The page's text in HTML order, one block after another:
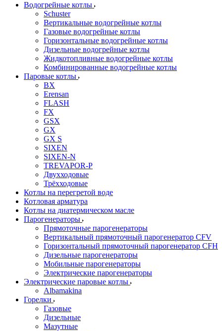
Водогрейные котлы
Schuster
Вертикальные водогрейные котлы
Газовые водогрейные котлы
Горизонтальные водогрейные котлы
Дизельные водогрейные котлы
Жидкотопливные водогрейные котлы
Комбинированные водогрейные котлы
Паровые котлы
BX
Erensan
FLASH
FX
GSX
GX
GX S
SIXEN
SIXEN-N
TREVAPOR-P
Двухходовые
Трёхходовые
Котлы на перегретой воде
Котловая арматура
Котлы на диатермическом масле
Парогенераторы
Прямоточные парогенераторы
Вертикальный прямоточный парогенератор CFV
Горизонтальный прямоточный парогенератор CFH
Дизельные парогенераторы
Мобильные парогенераторы
Электрические парогенераторы
Электрические паровые котлы
Albamakina
Горелки
Газовые
Дизельные
Мазутные